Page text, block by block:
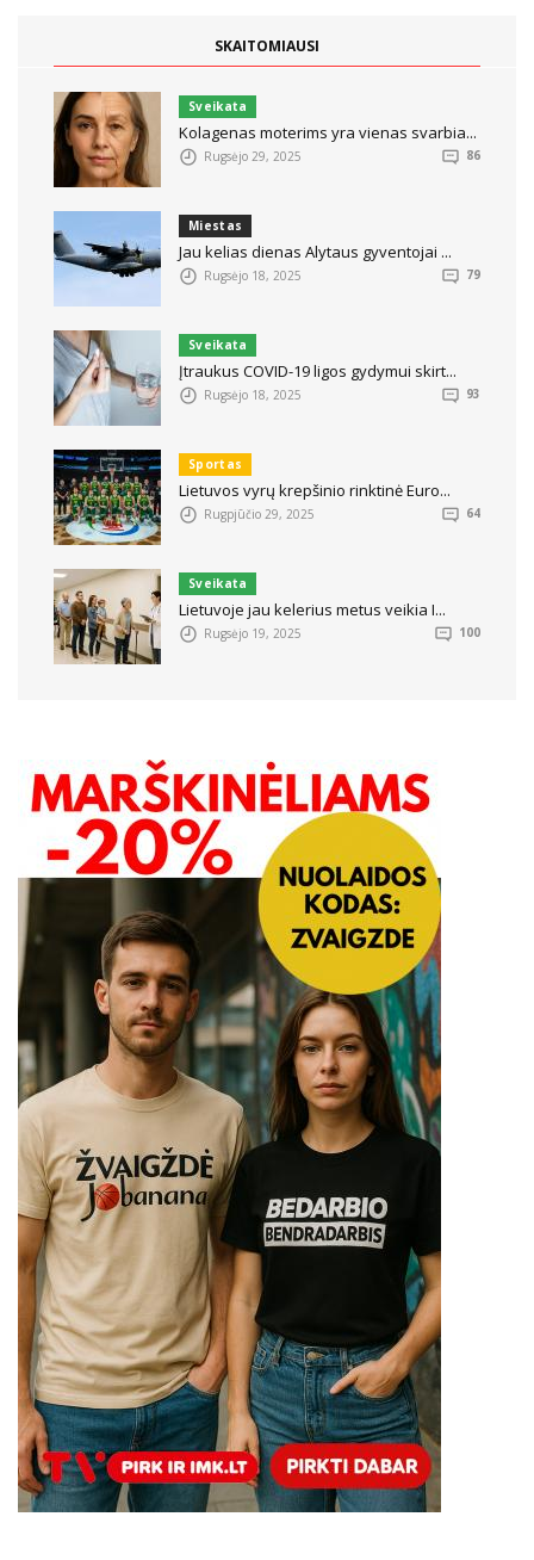
SKAITOMIAUSI
Sveikata
Kolagenas moterims yra vienas svarbia...
Rugsėjo 29, 2025 86
Miestas
Jau kelias dienas Alytaus gyventojai ...
Rugsėjo 18, 2025 79
Sveikata
Įtraukus COVID-19 ligos gydymui skirt...
Rugsėjo 18, 2025 93
Sportas
Lietuvos vyrų krepšinio rinktinė Euro...
Rugpjūčio 29, 2025 64
Sveikata
Lietuvoje jau kelerius metus veikia I...
Rugsėjo 19, 2025 100